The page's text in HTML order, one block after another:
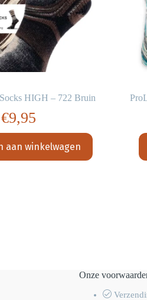
HIGH – 722 Bruin
€9,95
aan winkelwagen
Onze